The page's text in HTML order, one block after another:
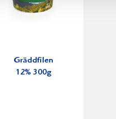
Gräddfilen
12% 300g